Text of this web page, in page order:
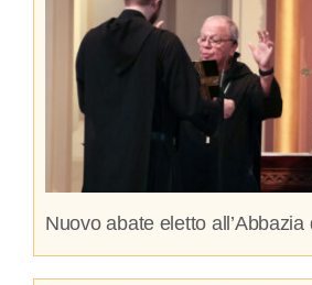
Nuovo abate eletto